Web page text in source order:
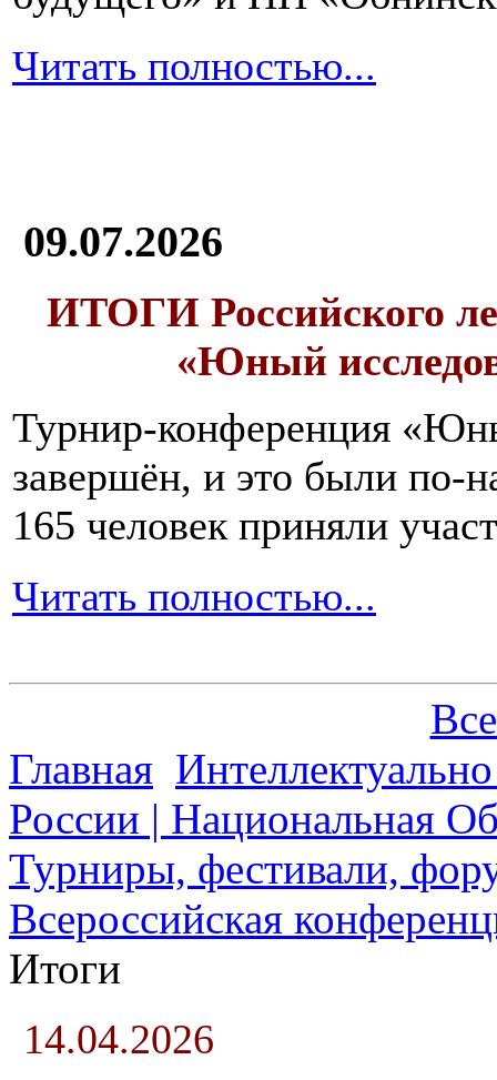
Читать полностью...
09.07.2026
ИТОГИ Российского
«Юный
Турнир-конференция
завершён, и это были по-
165 человек приняли
Читать полностью...
Главная
России | Национальная
Турниры, фестивали,
Всероссийская
Итоги
14.04.2026